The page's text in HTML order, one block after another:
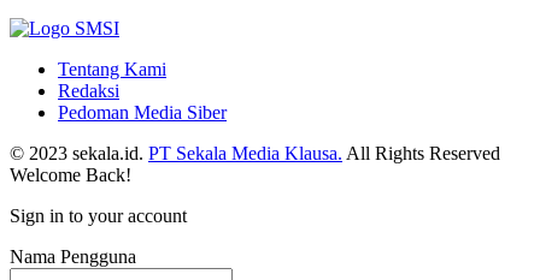
Tentang Kami
Redaksi
Pedoman Media Siber
© 2023 sekala.id. PT Sekala Media Klausa. All Rights Reserved
Welcome Back!
Sign in to your account
Nama Pengguna